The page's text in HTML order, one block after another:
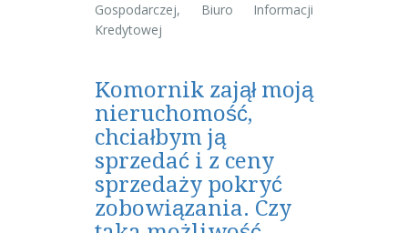
Gospodarczej, Biuro Informacji
Kredytowej
Komornik zajął moją
nieruchomość,
chciałbym ją
sprzedać i z ceny
sprzedaży pokryć
zobowiązania. Czy